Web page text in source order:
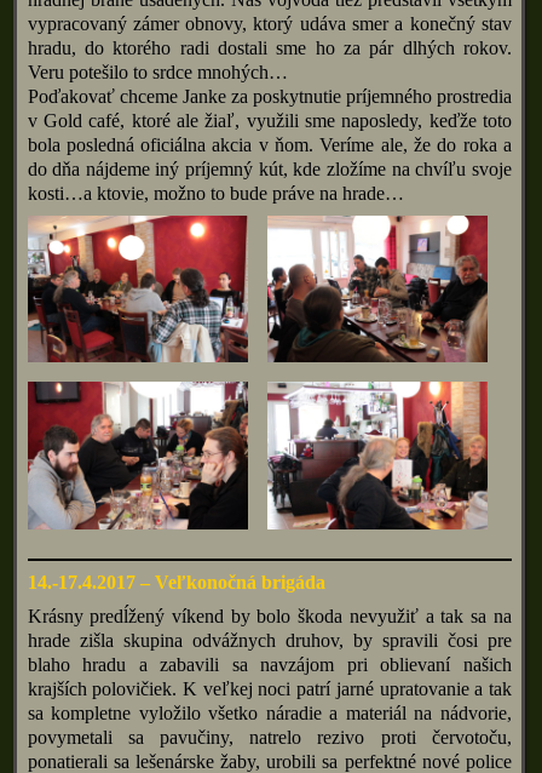
vypracovaný zámer obnovy, ktorý udáva smer a konečný stav
hradu, do ktorého radi dostali sme ho za pár dlhých rokov.
Veru potešilo to srdce mnohých…
Poďakovať chceme Janke za poskytnutie príjemného prostredia
v Gold café, ktoré ale žiaľ, využili sme naposledy, keďže toto
bola posledná oficiálna akcia v ňom. Veríme ale, že do roka a
do dňa nájdeme iný príjemný kút, kde zložíme na chvíľu svoje
kosti…a ktovie, možno to bude práve na hrade…
14.-17.4.2017 – Veľkonočná brigáda
Krásny predĺžený víkend by bolo škoda nevyužiť a tak sa na
hrade zišla skupina odvážnych druhov, by spravili čosi pre
blaho hradu a zabavili sa navzájom pri oblievaní našich
krajších polovičiek. K veľkej noci patrí jarné upratovanie a tak
sa kompletne vyložilo všetko náradie a materiál na nádvorie,
povymetali sa pavučiny, natrelo rezivo proti červotoču,
ponatierali sa lešenárske žaby, urobili sa perfektné nové police